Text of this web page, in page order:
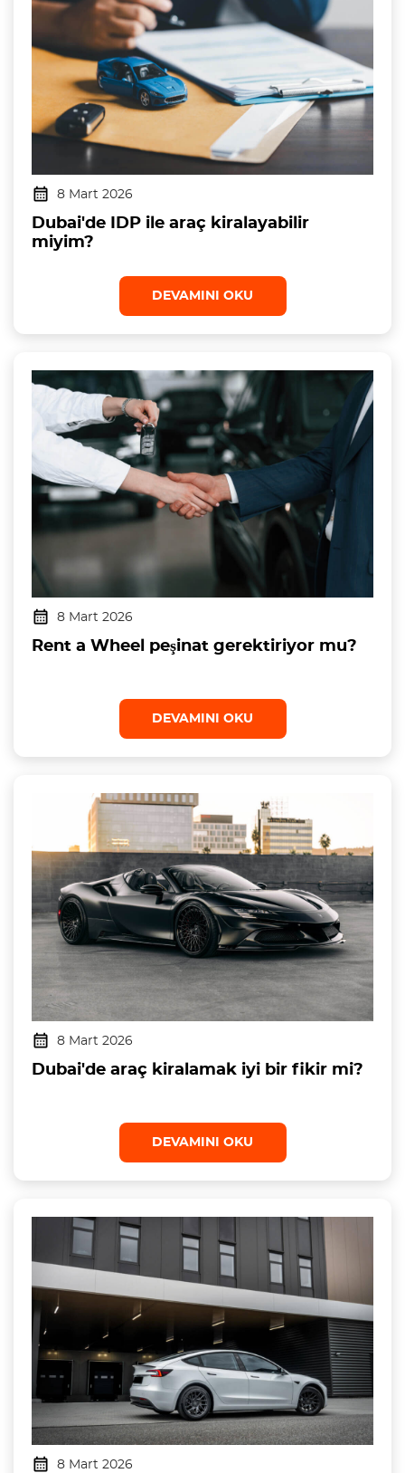
8 Mart 2026
Dubai'de IDP ile araç kiralayabilir
miyim?
DEVAMINI OKU
8 Mart 2026
Rent a Wheel peşinat gerektiriyor mu?
DEVAMINI OKU
8 Mart 2026
Dubai'de araç kiralamak iyi bir fikir mi?
DEVAMINI OKU
8 Mart 2026